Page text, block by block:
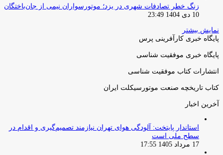
زنگ خطر تصادفات شهری در یزد؛ موتورسواران نیمی از جان‌باختگان
10 دی 1404 23:49
نمایش بیشتر
پایگاه خبری کارآفرینی پرس
پایگاه خبری موفقیت شناسی
انتشارات کتاب موفقیت شناسی
کتاب تاریخچه صنعت موتورسیکلت ایران
آخرین اخبار
استاندار پایتخت: آلودگی هوای تهران نیازمند تصمیم‌گیری و اقدام در
سطح ملی است
17 مرداد 1405 17:55